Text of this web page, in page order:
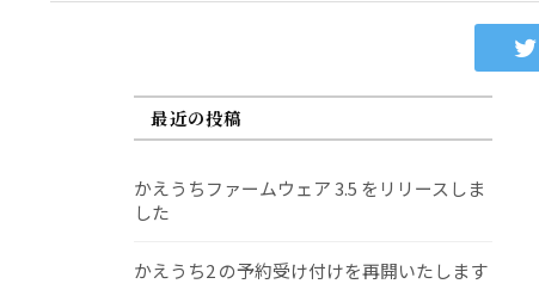
最近の投稿
かえうちファームウェア 3.5 をリリースしま
した
かえうち2 の予約受け付けを再開いたします